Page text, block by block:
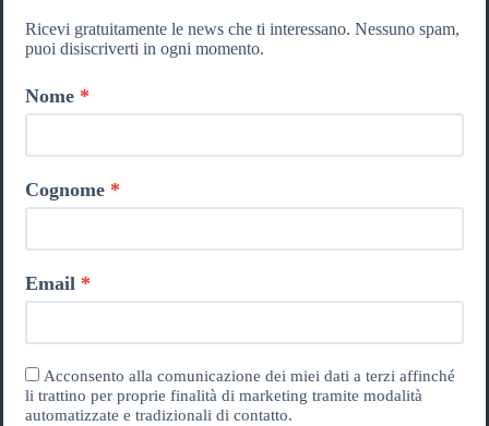
Ricevi gratuitamente le news che ti interessano. Nessuno spam,
puoi disiscriverti in ogni momento.
Nome
Cognome
Email
Acconsento alla comunicazione dei miei dati a terzi affinché
li trattino per proprie finalità di marketing tramite modalità
automatizzate e tradizionali di contatto.